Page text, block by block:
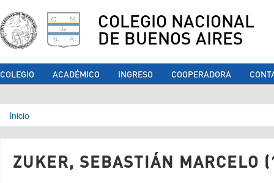
COLEGIO NACIONAL
DE BUENOS AIRES
COLEGIO ACADÉMICO INGRESO COOPERADORA
Se encuentra usted aquí
Inicio
ZUKER, SEBASTIÁN MARCELO